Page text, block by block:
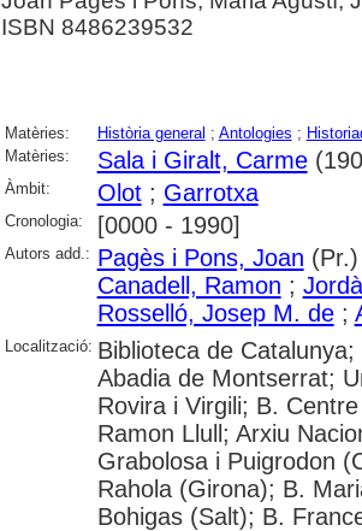
ISBN 8486239532
Matèries: Història general ; Antologies ;
Matèries:
Sala i Giralt, Carme
Àmbit: Olot; Garrotxa
Cronologia: [0000 - 1990]
Autors add.: Pagès i Pons, Joan
Canadell, Ramon ;
Rosselló, Josep M. de;
Localització: Biblioteca de
Abadia de Montserrat;
Rovira i Virgili; B.
Ramon Llull; Arxiu
Grabolosa i Puigrodon
Rahola (Girona); B.
Bohigas (Salt); B.